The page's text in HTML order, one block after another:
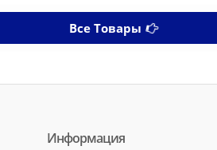
Все Товары
Информация